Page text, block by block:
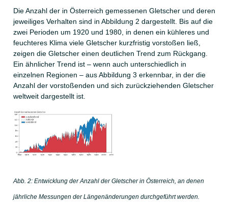
Die Anzahl der in Österreich gemessenen Gletscher und deren
jeweiliges Verhalten sind in Abbildung 2 dargestellt. Bis auf die
zwei Perioden um 1920 und 1980, in denen ein kühleres und
feuchteres Klima viele Gletscher kurzfristig vorstoßen ließ,
zeigen die Gletscher einen deutlichen Trend zum Rückgang.
Ein ähnlicher Trend ist – wenn auch unterschiedlich in
einzelnen Regionen – aus Abbildung 3 erkennbar, in der die
Anzahl der vorstoßenden und sich zurückziehenden Gletscher
weltweit dargestellt ist.
Abb. 2: Entwicklung der Anzahl der Gletscher in Österreich, an denen
jährliche Messungen der Längenänderungen durchgeführt werden.